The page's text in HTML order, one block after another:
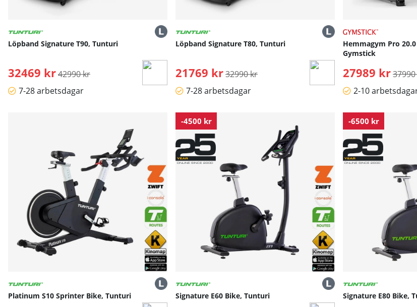
Löpband Signature T90, Tunturi
32469 kr Ordinarie pris:
42990 kr
7-28 arbetsdagar
Löpband Signature T80, Tunturi
21769 kr Ordinarie pris:
32990 kr
7-28 arbetsdagar
Hemmagym Pro
Gymstick
27989 kr
2-10
Platinum S10 Sprinter Bike, Tunturi
-4500 kr
Signature E60 Bike, Tunturi
-6500 kr
Signature E80 Bike,